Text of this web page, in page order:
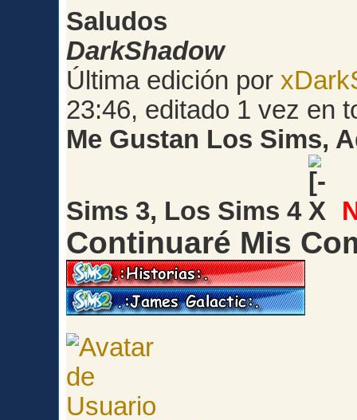
Saludos
DarkShadow
Última edición por
23:46, editado 1 vez en
Me Gustan Los Sims,
Sims 3, Los Sims 4
Continuaré Mis